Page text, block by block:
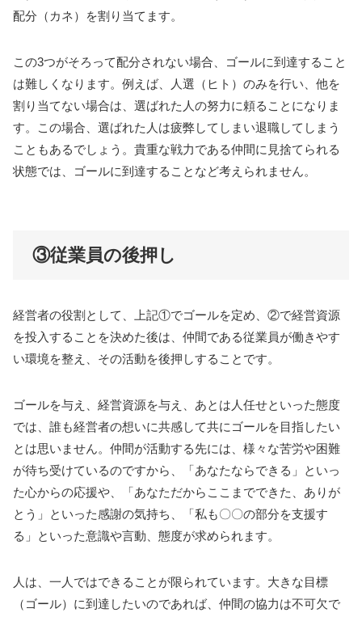
配分（カネ）を割り当てます。
この3つがそろって配分されない場合、ゴールに到達すること
は難しくなります。例えば、人選（ヒト）のみを行い、他を
割り当てない場合は、選ばれた人の努力に頼ることになりま
す。この場合、選ばれた人は疲弊してしまい退職してしまう
こともあるでしょう。貴重な戦力である仲間に見捨てられる
状態では、ゴールに到達することなど考えられません。
③従業員の後押し
経営者の役割として、上記①でゴールを定め、②で経営資源
を投入することを決めた後は、仲間である従業員が働きやす
い環境を整え、その活動を後押しすることです。
ゴールを与え、経営資源を与え、あとは人任せといった態度
では、誰も経営者の想いに共感して共にゴールを目指したい
とは思いません。仲間が活動する先には、様々な苦労や困難
が待ち受けているのですから、「あなたならできる」といっ
た心からの応援や、「あなただからここまでできた、ありが
とう」といった感謝の気持ち、「私も〇〇の部分を支援す
る」といった意識や言動、態度が求められます。
人は、一人ではできることが限られています。大きな目標
（ゴール）に到達したいのであれば、仲間の協力は不可欠で